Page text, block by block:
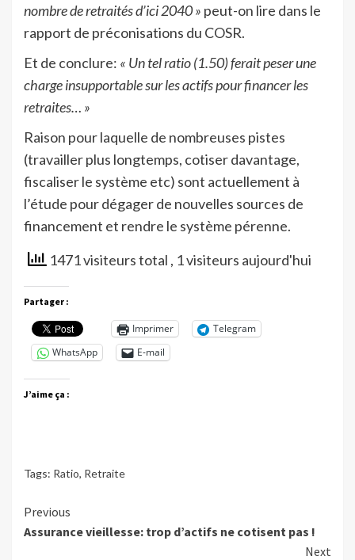
nombre de retraités d’ici 2040 » peut-on lire dans le
rapport de préconisations du COSR.
Et de conclure: « Un tel ratio (1.50) ferait peser une
charge insupportable sur les actifs pour financer les
retraites… »
Raison pour laquelle de nombreuses pistes
(travailler plus longtemps, cotiser davantage,
fiscaliser le système etc) sont actuellement à
l’étude pour dégager de nouvelles sources de
financement et rendre le système pérenne.
1471 visiteurs total , 1 visiteurs aujourd'hui
Partager :
Imprimer
Telegram
WhatsApp
E-mail
J’aime ça :
Tags: Ratio, Retraite
Continue
Reading
Previous
Assurance vieillesse: trop d’actifs ne cotisent pas !
Next